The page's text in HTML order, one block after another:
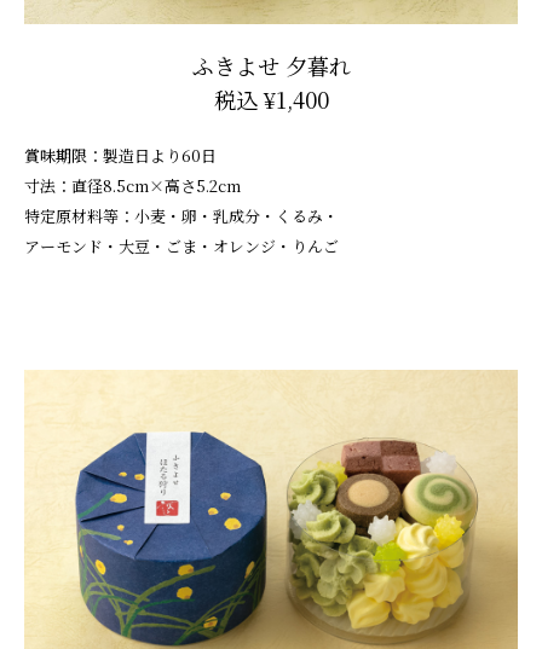
ふきよせ 夕暮れ
税込 ¥1,400
賞味期限：製造日より60日
寸法：直径8.5cm×高さ5.2cm
特定原材料等：小麦・卵・乳成分・くるみ・
アーモンド・大豆・ごま・オレンジ・りんご